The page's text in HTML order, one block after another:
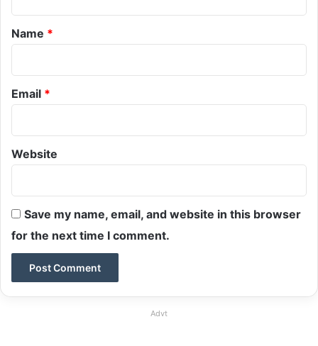
*
Name *
Email *
Website
Save my name, email, and website in this browser
for the next time I comment.
Advt